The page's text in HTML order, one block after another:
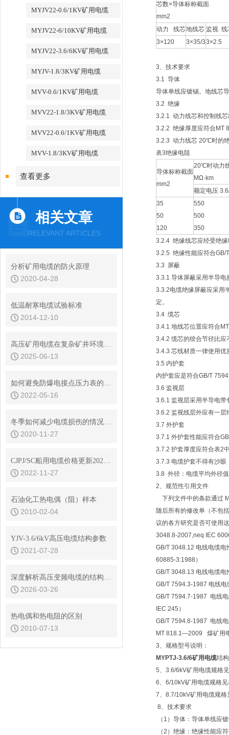
MYJV22-0.6/1KV矿用电缆
MYJV22-6/10KV矿用电缆
MYJV22-3.6/6KV矿用电缆
MYJV-1.8/3KV矿用电缆
MVV-0.6/1KV矿用电缆
MVV22-1.8/3KV矿用电缆
MVV22-0.6/1KV矿用电缆
MVV-1.8/3KV矿用电缆
查看更多
相关文章
RELEVANT ARTICLES
分析矿用电缆的防火原理
2020-04-28
低温耐寒电缆试验标准
2014-12-10
高压矿用电缆在复杂矿井环境适应性研究
2025-06-13
如何避免防爆电接点压力表的电接点损坏？
2022-05-16
冬季如何减少电缆损伤的情况发生
2020-11-27
CJPJ/SC船用电缆价格更新2022年11月14日
2022-11-27
石油化工热电偶（阻）样本
2010-02-04
YJV-3.6/6kV高压电缆结构参数
2021-07-28
深度解析高压变频电缆的结构特点与技术发展趋势
2026-03-26
热电偶和热电阻的区别
2010-07-13
芯数×导体标称截面
mm2
动力 线芯地线芯 监视 线
3×120
3×35/33×2.5
3、技术要求
3.1 导体
导体单线应镀锡。地线芯
3.2 绝缘
3.2.1 动力线芯和控制线
3.2.2 绝缘厚度应符合MT
3.2.3 动力线芯 20℃时的
表3绝缘电阻
导体标称截面
mm2
20℃时动力
MΩ·km
额定电压
35
50
120
550
500
350
3.2.4 绝缘线芯应经受绝
3.2.5 绝缘性能应符合GB/
3.3 屏蔽
3.3.1 导体屏蔽采用半导
3.3.2电缆绝缘屏蔽应采用
定。
3.4 缆芯
3.4.1 地线芯位置应符合
3.4.2 缆芯的绞合节径比应
3.4.3 芯线材质一律使用优
3.5 内护套
内护套应是符合GB/T
3.6 监视层
3.6.1 监视层采用半导电
3.6.2 监视线层外应有一层
3.7 外护套
3.7.1 外护套性能应符合
3.7.2 护套厚度应符合表2
3.7.3 电缆护套不得有沙
3.8 外径：电缆平均外径
2、规范性引用文件
下列文件中的条款通过
随后所有的修改单（不包
议的各方研究是否可使用
3048.8-2007,neq IEC
GB/T 3048.12 电线电缆
60885-3:1988）
GB/T 3048.13 电线电缆
GB/T 7594.3-1987 电线
GB/T 7594.7-1987 电线
IEC 245）
GB/T 7594.8-1987 电线
MT 818.1—2009 煤矿用
3、规格型号说明：
MYPTJ-3.6/6矿用电缆结
5、3.6/6kV矿用电缆规格
6、6/10kV矿用电缆规格
7、8.7/10kV矿用电缆规格
8、技术要求
（1）导体：导体单线应
（2）绝缘：绝缘性能应